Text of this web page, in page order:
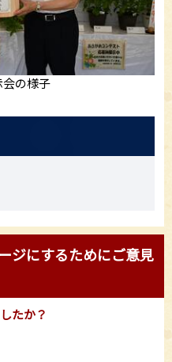
会の様子
ジにするためにご意見
たか？